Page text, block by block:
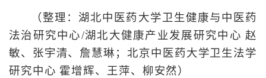
（整理：湖北中医药大学卫生健康与中医药
法治研究中心/湖北大健康产业发展研究中心 赵
敏、张宇清、詹慧琳；北京中医药大学卫生法学
研究中心 霍增辉、王萍、柳安然）